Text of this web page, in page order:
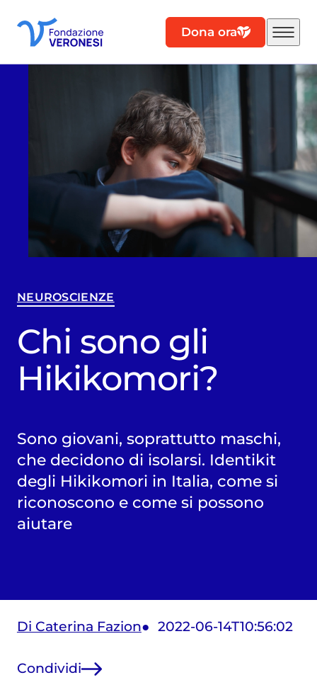
Dona ora
NEUROSCIENZE
Chi sono gli
Hikikomori?
Sono giovani, soprattutto maschi,
che decidono di isolarsi. Identikit
degli Hikikomori in Italia, come si
riconoscono e come si possono
aiutare
Di Caterina Fazion 2022-06-14T10:56:02
Condividi